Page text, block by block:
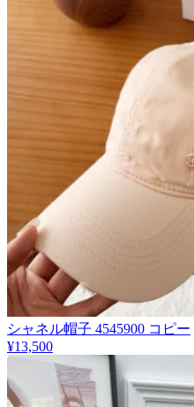
シャネル帽子 4545900 コピー
¥13,500